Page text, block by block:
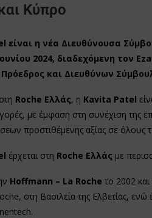
Κύπρο
είναι η νέα Διευθύνουσα
2024, διαδεχόμενη τον
και Διευθύνων
Roche Ελλάς, η Kavita Patel
με έμφαση στη συνέχιση της
προστιθέμενης αξίας σε όλους
έρχεται στη Roche Ελλάς με
Hoffmann – La Roche το 2002
στη Βασιλεία της Ελβετίας, ενώ